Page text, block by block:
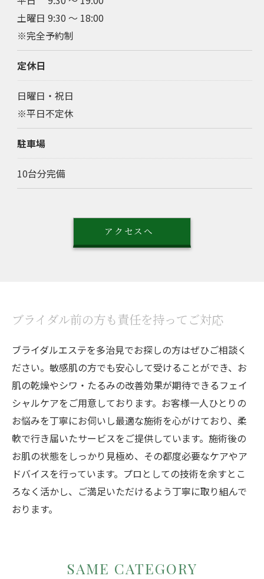
土曜日 9:30 〜 18:00
※完全予約制
定休日
日曜日・祝日
※平日不定休
駐車場
10台分完備
アクセスへ
ブライダル前の方も責任を持ってご対応
ブライダルエステを多治見でお探しの方はぜひご相談く
ださい。敏感肌の方でも安心して受けることができ、お
肌の乾燥やシワ・たるみの改善効果が期待できるフェイ
シャルケアをご用意しております。お客様一人ひとりの
お悩みを丁寧にお伺いし最適な施術を心がけており、柔
軟で行き届いたサービスをご提供しています。施術後の
お肌の状態をしっかり見極め、その都度必要なケアやア
ドバイスを行っています。プロとしての技術を余すとこ
ろなく活かし、ご満足いただけるよう丁寧に取り組んで
おります。
SAME CATEGORY